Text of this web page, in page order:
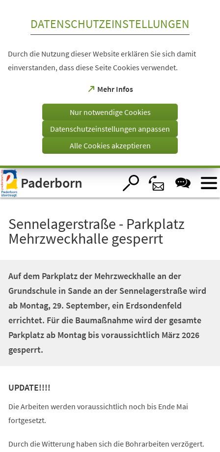
Visuelle
Assistenzsoftware
öffnen.
DATENSCHUTZEINSTELLUNGEN
Durch die Nutzung dieser Website erklären Sie sich damit
einverstanden, dass diese Seite Cookies verwendet.
Mehr Infos
(Öffnet
einem
Tab)
Nur notwendige Cookies
Datenschutzeinstellungen anpassen
Alle Cookies akzeptieren
Paderborn
Sennelagerstraße - Parkplatz
Mehrzweckhalle gesperrt
Auf dem Parkplatz der Mehrzweckhalle an der
Grundschule in Sande an der Sennelagerstraße wird
ab Montag, 29. September, ein Erdsondenfeld
errichtet. Für die Baumaßnahme wird der gesamte
Parkplatz ab Montag bis voraussichtlich März 2026
gesperrt.
UPDATE!!!!
Die Arbeiten werden voraussichtlich noch bis Ende Mai
fortgesetzt.
Durch die Witterung haben sich die Bohrarbeiten verzögert.